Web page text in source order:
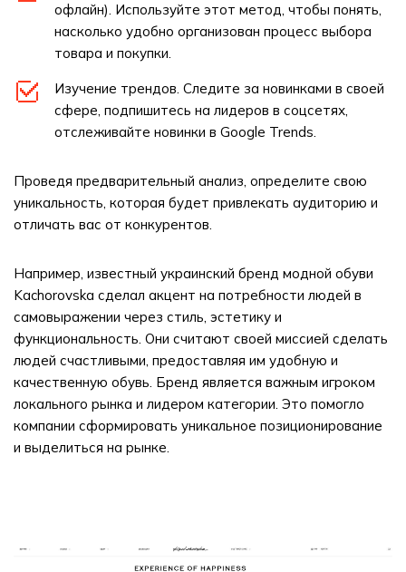
офлайн). Используйте этот метод, чтобы понять,
насколько удобно организован процесс выбора
товара и покупки.
Изучение трендов. Следите за новинками в своей
сфере, подпишитесь на лидеров в соцсетях,
отслеживайте новинки в Google Trends.
Проведя предварительный анализ, определите свою
уникальность, которая будет привлекать аудиторию и
отличать вас от конкурентов.
Например, известный украинский бренд модной обуви
Kachorovska сделал акцент на потребности людей в
самовыражении через стиль, эстетику и
функциональность. Они считают своей миссией сделать
людей счастливыми, предоставляя им удобную и
качественную обувь. Бренд является важным игроком
локального рынка и лидером категории. Это помогло
компании сформировать уникальное позиционирование
и выделиться на рынке.